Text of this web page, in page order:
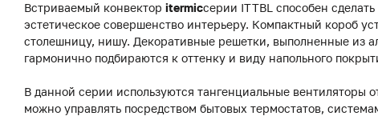
Встриваемый конвектор itermicсерии ITTBL способен
эстетическое совершенство интерьеру. Компактный короб
столешницу, нишу. Декоративные решетки, выполненные из
гармонично подбираются к оттенку и виду напольного
В данной серии используются тангенциальные вентиляторы
можно управлять посредством бытовых термостатов,